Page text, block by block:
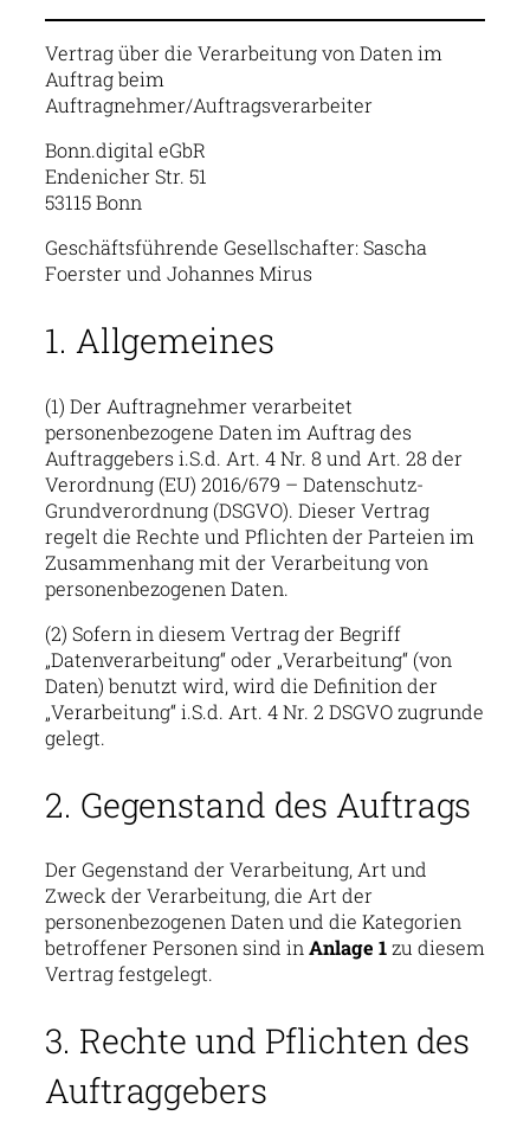
Vertrag über die Verarbeitung von Daten im
Auftrag beim
Auftragnehmer/Auftragsverarbeiter
Bonn.digital eGbR
Endenicher Str. 51
53115 Bonn
Geschäftsführende Gesellschafter: Sascha
Foerster und Johannes Mirus
1. Allgemeines
(1) Der Auftragnehmer verarbeitet
personenbezogene Daten im Auftrag des
Auftraggebers i.S.d. Art. 4 Nr. 8 und Art. 28 der
Verordnung (EU) 2016/679 – Datenschutz-
Grundverordnung (DSGVO). Dieser Vertrag
regelt die Rechte und Pflichten der Parteien im
Zusammenhang mit der Verarbeitung von
personenbezogenen Daten.
(2) Sofern in diesem Vertrag der Begriff
„Datenverarbeitung“ oder „Verarbeitung“ (von
Daten) benutzt wird, wird die Definition der
„Verarbeitung“ i.S.d. Art. 4 Nr. 2 DSGVO zugrunde
gelegt.
2. Gegenstand des Auftrags
Der Gegenstand der Verarbeitung, Art und
Zweck der Verarbeitung, die Art der
personenbezogenen Daten und die Kategorien
betroffener Personen sind in Anlage 1zu diesem
Vertrag festgelegt.
3. Rechte und Pflichten des
Auftraggebers